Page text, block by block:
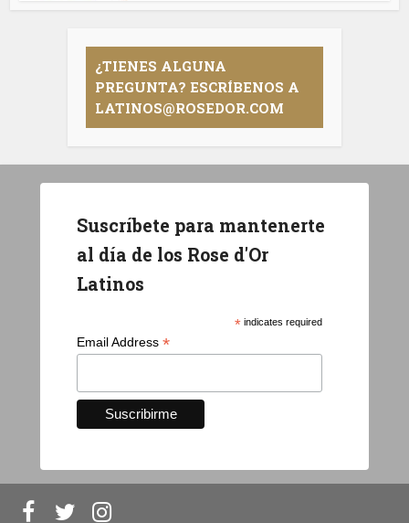
¿TIENES ALGUNA
PREGUNTA? ESCRÍBENOS A
LATINOS@ROSEDOR.COM
Suscríbete para mantenerte
al día de los Rose d'Or
Latinos
*indicates required
Email Address *